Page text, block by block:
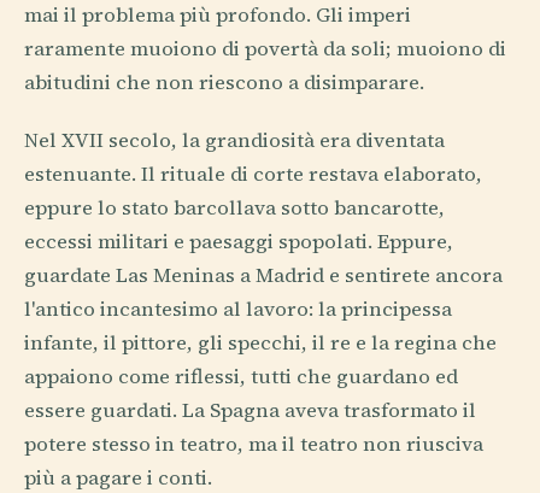
mai il problema più profondo. Gli imperi
raramente muoiono di povertà da soli; muoiono di
abitudini che non riescono a disimparare.
Nel XVII secolo, la grandiosità era diventata
estenuante. Il rituale di corte restava elaborato,
eppure lo stato barcollava sotto bancarotte,
eccessi militari e paesaggi spopolati. Eppure,
guardate Las Meninas a Madrid e sentirete ancora
l'antico incantesimo al lavoro: la principessa
infante, il pittore, gli specchi, il re e la regina che
appaiono come riflessi, tutti che guardano ed
essere guardati. La Spagna aveva trasformato il
potere stesso in teatro, ma il teatro non riusciva
più a pagare i conti.